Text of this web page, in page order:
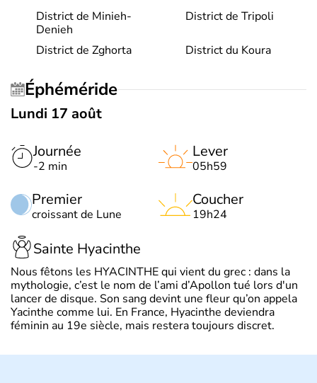
District de Minieh-
Denieh
District de Tripoli
District de Zghorta District du Koura
Éphéméride
Lundi 17 août
Journée
-2 min
Premier
croissant de Lune
Lever
05h59
Coucher
19h24
Sainte Hyacinthe
Nous fêtons les HYACINTHE qui vient du grec : dans la
mythologie, c’est le nom de l’ami d’Apollon tué lors d'un
lancer de disque. Son sang devint une fleur qu’on appela
Yacinthe comme lui. En France, Hyacinthe deviendra
féminin au 19e siècle, mais restera toujours discret.